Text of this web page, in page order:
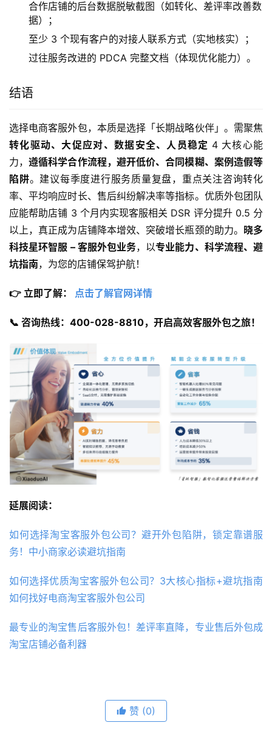
合作店铺的后台数据脱敏截图（如转化、差评率改善数
据）；
至少 3 个现有客户的对接人联系方式（实地核实）；
过往服务改进的 PDCA 完整文档（体现优化能力）。
结语
选择电商客服外包，本质是选择「长期战略伙伴」。需聚焦
转化驱动、大促应对、数据安全、人员稳定 4 大核心能
力，遵循科学合作流程，避开低价、合同模糊、案例造假等
陷阱。建议每季度进行服务质量复盘，重点关注咨询转化
率、平均响应时长、售后纠纷解决率等指标。优质外包团队
应能帮助店铺 3 个月内实现客服相关 DSR 评分提升 0.5 分
以上，真正成为店铺降本增效、突破增长瓶颈的助力。 晓多
科技星环智服 – 客服外包业务，以专业能力、科学流程、避
坑指南，为您的店铺保驾护航！
👉 立即了解： 点击了解官网详情
📞 咨询热线：400-028-8810，开启高效客服外包之旅！
延展阅读：
如何选择淘宝客服外包公司？避开外包陷阱，锁定靠谱服
务！中小商家必读避坑指南
如何选择优质淘宝客服外包公司？3大核心指标+避坑指南
如何找好电商淘宝客服外包公司
最专业的淘宝售后客服外包！差评率直降，专业售后外包成
淘宝店铺必备利器
赞 (0)